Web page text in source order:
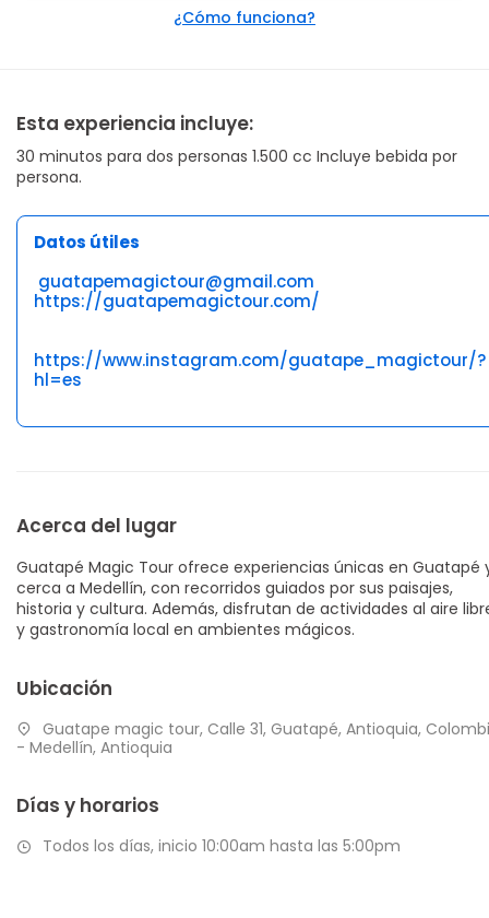
¿Cómo funciona?
Esta experiencia incluye:
30 minutos para dos personas 1.500 cc Incluye bebida por
persona.
Datos útiles
guatapemagictour@gmail.com
https://guatapemagictour.com/
https://www.instagram.com/guatape_magictour/?
hl=es
Acerca del lugar
Guatapé Magic Tour ofrece experiencias únicas en Guatapé
cerca a Medellín, con recorridos guiados por sus paisajes,
historia y cultura. Además, disfrutan de actividades al aire
y gastronomía local en ambientes mágicos.
Ubicación
Guatape magic tour, Calle 31, Guatapé, Antioquia,
- Medellín, Antioquia
Días y horarios
Todos los días, inicio 10:00am hasta las 5:00pm